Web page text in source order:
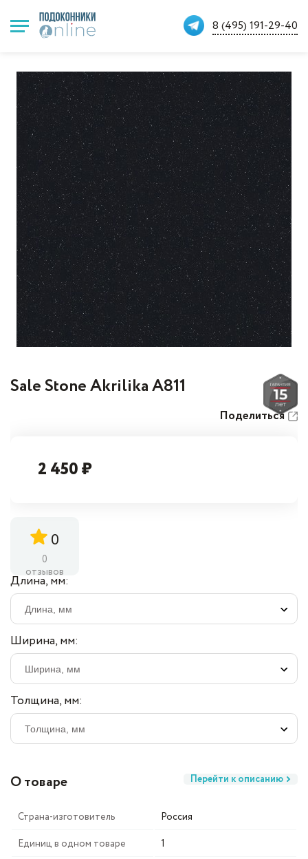
8 (495) 191-29-40
Sale Stone Akrilika A811
Поделиться
2 450 ₽
0
0
отзывов
Длина, мм:
Ширина, мм:
Толщина, мм:
О товаре Перейти к описанию
Страна-изготовитель
Россия
Единиц в одном товаре
1